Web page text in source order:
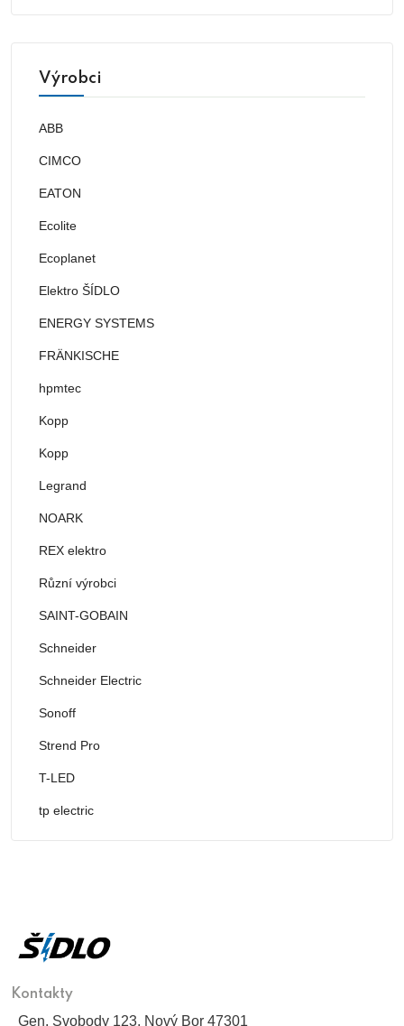
Výrobci
ABB
CIMCO
EATON
Ecolite
Ecoplanet
Elektro ŠÍDLO
ENERGY SYSTEMS
FRÄNKISCHE
hpmtec
Kopp
Kopp
Legrand
NOARK
REX elektro
Různí výrobci
SAINT-GOBAIN
Schneider
Schneider Electric
Sonoff
Strend Pro
T-LED
tp electric
Kontakty
Gen. Svobody 123, Nový Bor 47301